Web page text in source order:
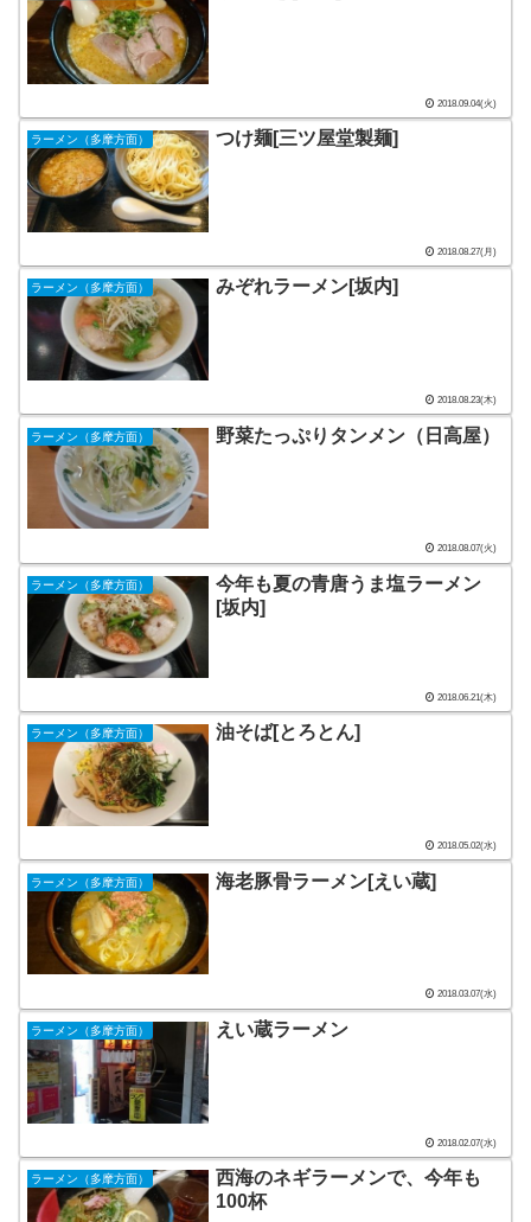
2018.09.04(火)
ラーメン（多摩方面） つけ麺[三ツ屋堂製麺]
2018.08.27(月)
ラーメン（多摩方面） みぞれラーメン[坂内]
2018.08.23(木)
ラーメン（多摩方面） 野菜たっぷりタンメン（日高屋）
2018.08.07(火)
ラーメン（多摩方面）
今年も夏の青唐うま塩ラーメン
[坂内]
2018.06.21(木)
ラーメン（多摩方面） 油そば[とろとん]
2018.05.02(水)
ラーメン（多摩方面） 海老豚骨ラーメン[えい蔵]
2018.03.07(水)
ラーメン（多摩方面） えい蔵ラーメン
2018.02.07(水)
ラーメン（多摩方面）
西海のネギラーメンで、今年も
100杯